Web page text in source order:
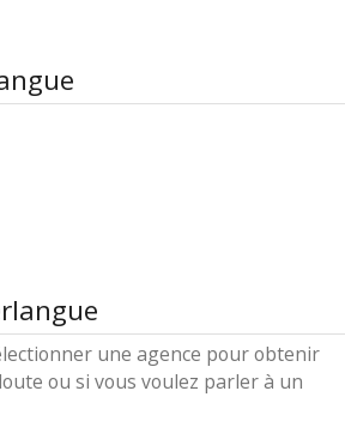
une agence pour obtenir
ou si vous voulez parler à un